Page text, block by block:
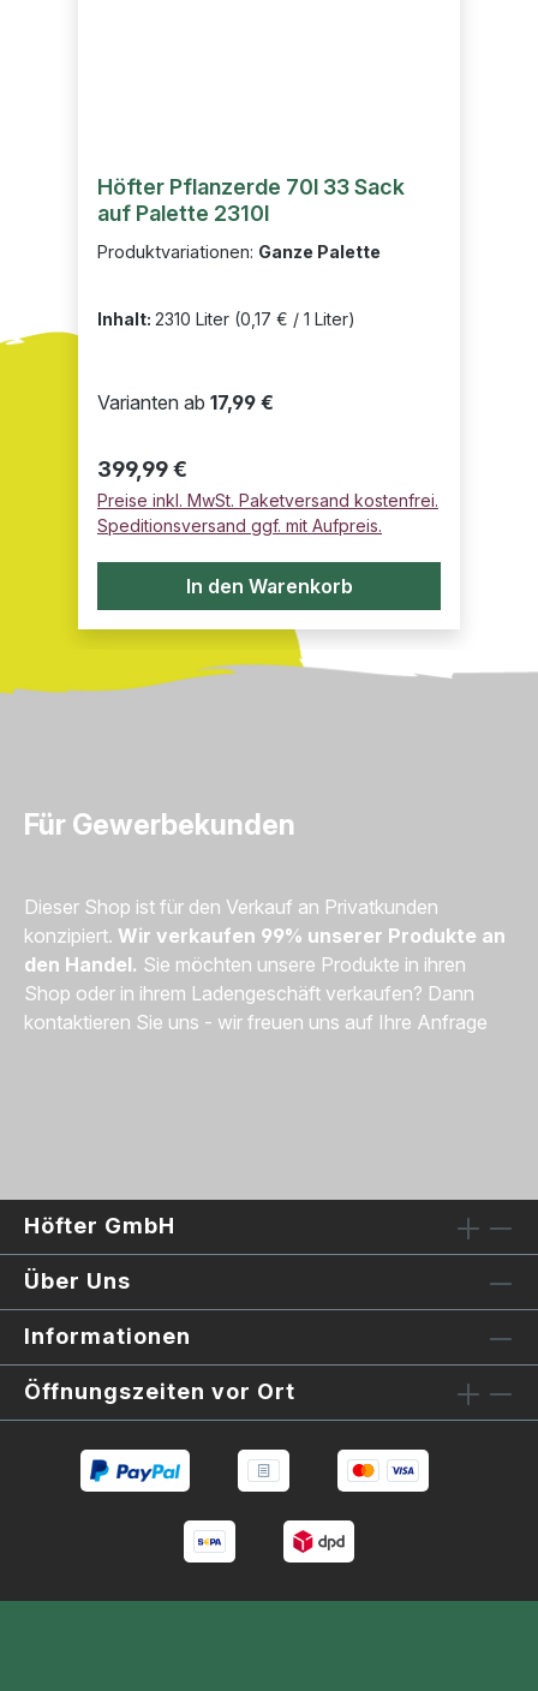
Höfter Pflanzerde 70l 33 Sack
auf Palette 2310l
Produktvariationen: Ganze Palette
Inhalt: 2310 Liter (0,17 € / 1 Liter)
Varianten ab 17,99 €
Regulärer Preis:
399,99 €
Preise inkl. MwSt. Paketversand kostenfrei.
Speditionsversand ggf. mit Aufpreis.
In den Warenkorb
Für Gewerbekunden
Dieser Shop ist für den Verkauf an Privatkunden
konzipiert. Wir verkaufen 99% unserer Produkte an
den Handel. Sie möchten unsere Produkte in ihren
Shop oder in ihrem Ladengeschäft verkaufen? Dann
kontaktieren Sie uns - wir freuen uns auf Ihre Anfrage
Höfter GmbH
Über Uns
Informationen
Öffnungszeiten vor Ort